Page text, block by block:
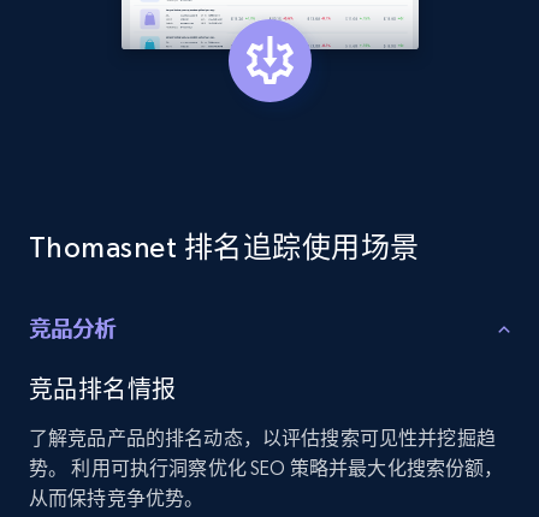
and more.
352+
URL, Domain, Country code, Model number,
and more.
2.1K+
Home Depot US - Discover products by
Thomasnet 排名追踪使用场景
竞品分析
竞品排名情报
了解竞品产品的排名动态，以评估搜索可见性并挖掘趋
势。 利用可执行洞察优化 SEO 策略并最大化搜索份额，
从而保持竞争优势。